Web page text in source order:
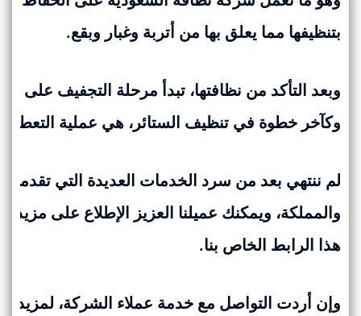
بتنظيفها مما يعلق بها من أتربة وغبار وبقع.
وبعد التأكد من نظافتها، تبدأ مرحلة التجفيف على
وكآخر خطوة في تنظيف الستائر، هي عملية
لم ننتهي بعد من سرد الخدمات العديدة التي
والمملكة، ويمكنك عميلنا العزيز الإطلاع على
هذا الرابط الخاص بنا.
وإن أردت التواصل مع خدمة عملاء الشركة،